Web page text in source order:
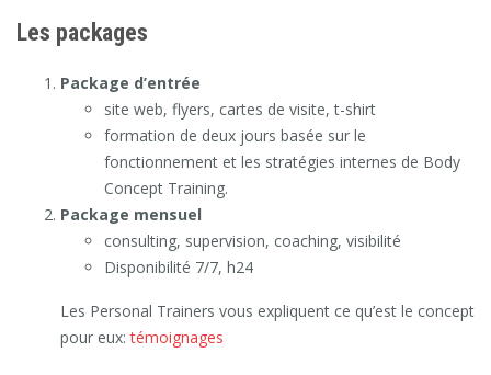
Les packages
Package d’entrée
site web, flyers, cartes de visite, t-shirt
formation de deux jours basée sur le
fonctionnement et les stratégies internes de Body
Concept Training.
Package mensuel
consulting, supervision, coaching, visibilité
Disponibilité 7/7, h24
Les Personal Trainers vous expliquent ce qu’est le concept
pour eux:témoignages